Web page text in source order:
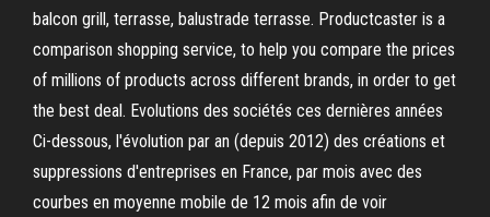
balcon grill, terrasse, balustrade terrasse. Productcaster is a
comparison shopping service, to help you compare the prices
of millions of products across different brands, in order to get
the best deal. Evolutions des sociétés ces dernières années
Ci-dessous, l'évolution par an (depuis 2012) des créations et
suppressions d'entreprises en France, par mois avec des
courbes en moyenne mobile de 12 mois afin de voir